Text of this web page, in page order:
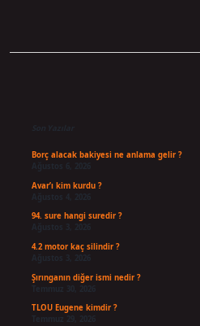
Son Yazılar
Borç alacak bakiyesi ne anlama gelir ?
Ağustos 6, 2026
Avar’ı kim kurdu ?
Ağustos 4, 2026
94. sure hangi suredir ?
Ağustos 3, 2026
4.2 motor kaç silindir ?
Ağustos 3, 2026
Şırınganın diğer ismi nedir ?
TLOU Eugene kimdir ?
Temmuz 29, 2026